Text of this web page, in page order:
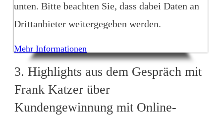
unten. Bitte beachten Sie, dass dabei Daten an
Drittanbieter weitergegeben werden.
Mehr Informationen
Inhalt entsperren
Erforderlichen Service akzeptieren und Inhalte
entsperren
3. Highlights aus dem Gespräch mit
Frank Katzer über
Kundengewinnung mit Online-